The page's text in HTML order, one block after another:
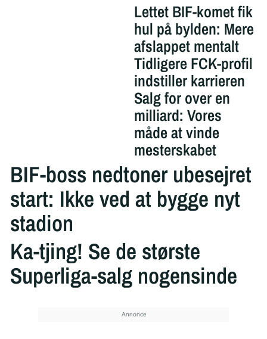
Lettet BIF-komet fik
hul på bylden: Mere
afslappet mentalt
Tidligere FCK-profil
indstiller karrieren
Salg for over en
milliard: Vores
måde at vinde
mesterskabet
BIF-boss nedtoner ubesejret
start: Ikke ved at bygge nyt
stadion
Ka-tjing! Se de største
Superliga-salg nogensinde